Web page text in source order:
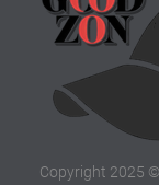
Copyright 2025